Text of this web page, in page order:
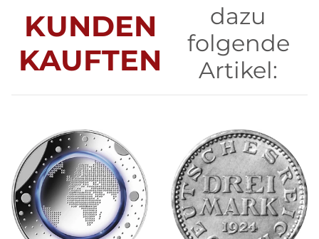
KUNDEN
KAUFTEN
dazu
folgende
Artikel: